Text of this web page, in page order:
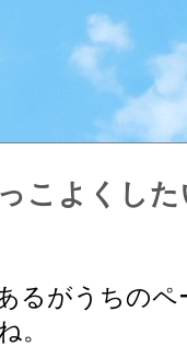
こよくした
るがうちの
。